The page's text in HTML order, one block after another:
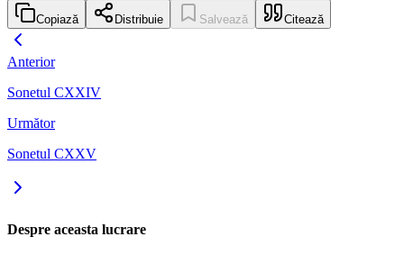
Copiază Distribuie Salvează Citează
Anterior
Sonetul CXXIV
Următor
Sonetul CXXV
Despre aceasta lucrare